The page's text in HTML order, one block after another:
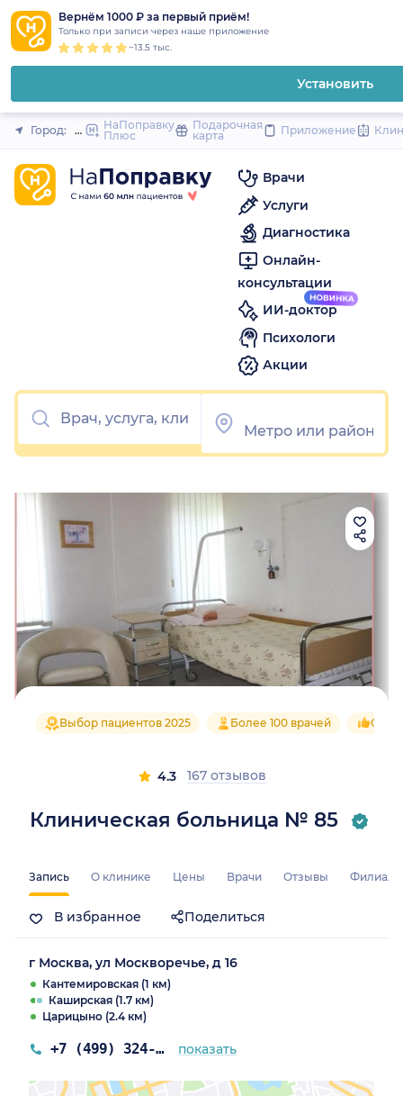
Вернём 1000 ₽ за первый приём!
Только при записи через наше приложение
~13.5 тыс.
Установить
Закрыть
Город: МоскваНаПоправку
Плюс
Подарочная
карта
Приложение
Врачи
Услуги
Диагностика
Онлайн-
консультации
ИИ-доктор
Психологи
Акции
Клиническая больница № 85
Выбор пациентов 2025 Более 100 врачей
4.3 167 отзывов
Запись О клинике Цены Врачи Отзывы Филиалы
В избранное Поделиться
г Москва, ул Москворечье, д 16
Кантемировская (1 км)
Каширская (1.7 км)
Царицыно (2.4 км)
+7 (499) 324-86-56 показать